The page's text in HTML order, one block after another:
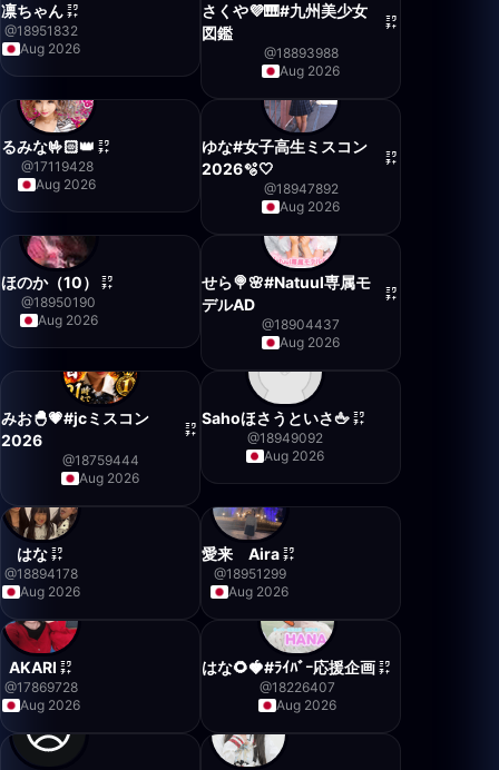
凛ちゃん
@18951832
Aug 2026
さくや💜‪🎹#九州美少女
図鑑
@18893988
Aug 2026
るみな🤟🏻👑
@17119428
Aug 2026
ゆな#女子高生ミスコン
2026🫧🤍
@18947892
Aug 2026
ほのか（10）
@18950190
Aug 2026
せら🍭🌸#Natuul専属モ
デルAD
@18904437
Aug 2026
みお🐣‪💗#jcミスコン
2026
@18759444
Aug 2026
Sahoほさうといさ🖕
@18949092
Aug 2026
はな
@18894178
Aug 2026
愛来 Aira
@18951299
Aug 2026
AKARI
@17869728
Aug 2026
はな🌻🍓#ﾗｲﾊﾞｰ応援企画
@18226407
Aug 2026